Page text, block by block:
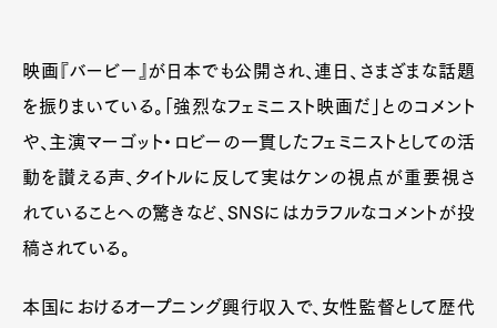
映画『バービー』が日本でも公開され、連日、さまざまな話題
を振りまいている。「強烈なフェミニスト映画だ」とのコメント
や、主演マーゴット・ロビーの一貫したフェミニストとしての活
動を讃える声、タイトルに反して実はケンの視点が重要視さ
れていることへの驚きなど、SNSにはカラフルなコメントが投
稿されている。
本国におけるオープニング興行収入で、女性監督として歴代